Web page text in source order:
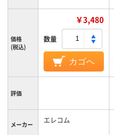
価格
(税込)
￥3,480
数量
カゴへ
評価
メーカー エレコム